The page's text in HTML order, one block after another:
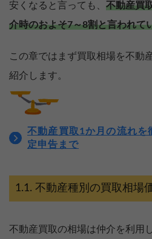
安くなると言っても、 不動産買
介時のおよそ7～8割と言われて
この章ではまず買取相場を不動
紹介します。
不動産買取1か月の流れを
定申告まで
不動産種別の買取相場
不動産買取の相場は仲介を利用